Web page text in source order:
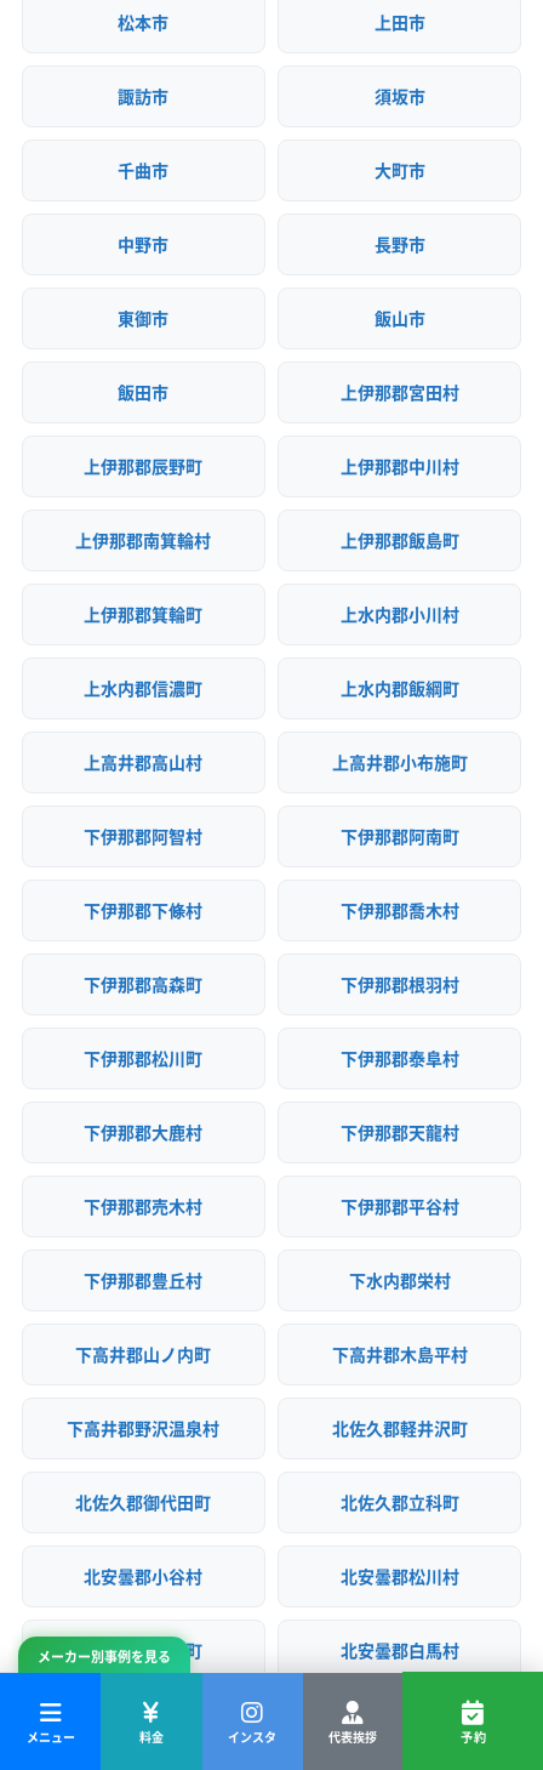
松本市 上田市
諏訪市 須坂市
千曲市 大町市
中野市 長野市
東御市 飯山市
飯田市 上伊那郡宮田村
上伊那郡辰野町 上伊那郡中川村
上伊那郡南箕輪村 上伊那郡飯島町
上伊那郡箕輪町 上水内郡小川村
上水内郡信濃町 上水内郡飯綱町
上高井郡高山村 上高井郡小布施町
下伊那郡阿智村 下伊那郡阿南町
下伊那郡下條村 下伊那郡喬木村
下伊那郡高森町 下伊那郡根羽村
下伊那郡松川町 下伊那郡泰阜村
下伊那郡大鹿村 下伊那郡天龍村
下伊那郡売木村 下伊那郡平谷村
下伊那郡豊丘村 下水内郡栄村
下高井郡山ノ内町 下高井郡木島平村
下高井郡野沢温泉村 北佐久郡軽井沢町
北佐久郡御代田町 北佐久郡立科町
北安曇郡小谷村 北安曇郡松川村
北安曇郡池田町 北安曇郡白馬村
南佐久郡佐久穂町 南佐久郡小海町
メーカー別事例を見る
メニュー 料金 インスタ 代表挨拶 予約